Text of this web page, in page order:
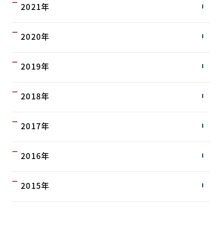
2021年
2020年
2019年
2018年
2017年
2016年
2015年